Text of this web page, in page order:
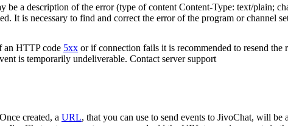
be a description of the error (type of content Content-Type: text/plain;
It is necessary to find and correct the error of the program or channel
an HTTP code 5xx or if connection fails it is recommended to resend
is temporarily undeliverable. Contact server support
created, a URL, that you can use to send events to JivoChat, will